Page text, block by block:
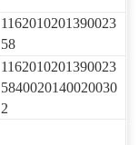
1162010201390023
58
1162010201390023
5840020140020030
2